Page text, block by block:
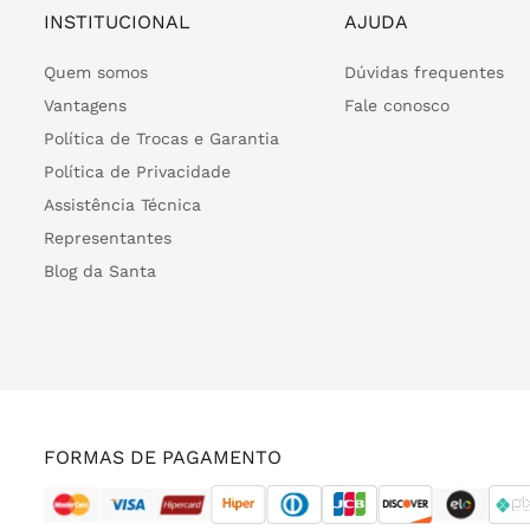
INSTITUCIONAL
Quem somos
Vantagens
Política de Trocas e Garantia
Política de Privacidade
Assistência Técnica
Representantes
Blog da Santa
AJUDA
Dúvidas frequentes
Fale conosco
FORMAS DE PAGAMENTO